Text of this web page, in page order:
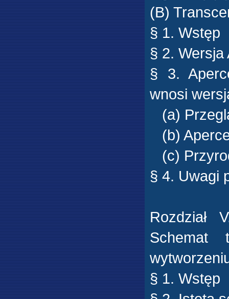
(B)
§ 1. Wstęp
§ 2. Wersja
§ 3.
wnosi
(a)
(b)
(c)
§ 4. Uwagi
Rozdział
Schemat
§ 1. Wstęp